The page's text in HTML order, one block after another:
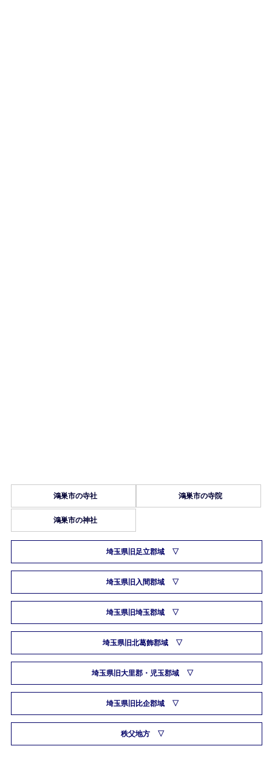
鴻巣市の寺社 鴻巣市の寺院
鴻巣市の神社
埼玉県旧足立郡域
埼玉県旧入間郡域
埼玉県旧埼玉郡域
埼玉県旧北葛飾郡域
埼玉県旧大里郡・児玉郡域
埼玉県旧比企郡域
秩父地方